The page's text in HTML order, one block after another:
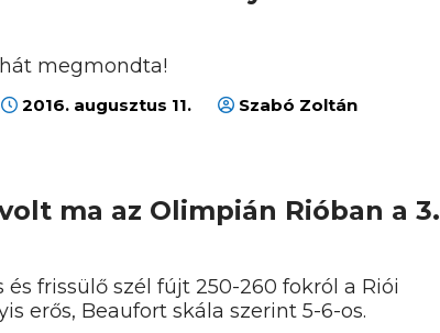
megmondta!
2016. augusztus 11. Szabó Zoltán
ma az Olimpián Rióban a 3.
és frissülő szél fújt 250-260 fokról a Riói
erős, Beaufort skála szerint 5-6-os.